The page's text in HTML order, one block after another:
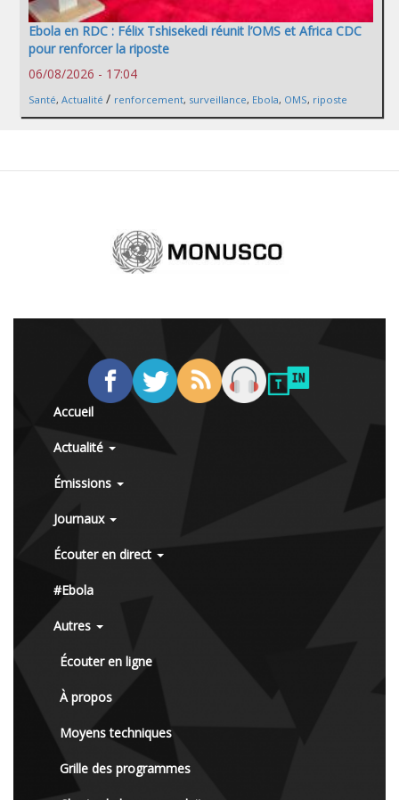
Ebola en RDC : Félix Tshisekedi réunit l’OMS et Africa CDC
pour renforcer la riposte
06/08/2026 - 17:04
Santé, Actualité / renforcement, surveillance, Ebola, OMS, riposte
Accueil
Actualité
Émissions
Journaux
Écouter en direct
#Ebola
Autres
Écouter en ligne
À propos
Moyens techniques
Grille des programmes